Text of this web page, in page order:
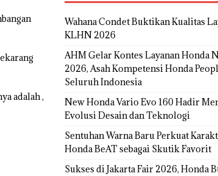
adalah ,
Wahana Condet Buktikan Kualitas
KLHN 2026
AHM Gelar Kontes Layanan Honda
2026, Asah Kompetensi Honda
Seluruh Indonesia
New Honda Vario Evo 160 Hadir
Evolusi Desain dan Teknologi
Sentuhan Warna Baru Perkuat
Honda BeAT sebagai Skutik Favorit
Sukses di Jakarta Fair 2026, Honda